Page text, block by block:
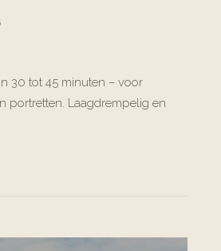
30 tot 45 minuten – voor
portretten. Laagdrempelig en